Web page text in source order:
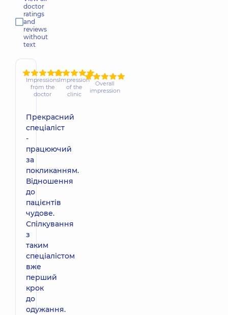
doctor
ratings
and
reviews
without
text
Impressions
from the
doctor
Impression
of the
clinic
Overall
impression
Прекрасний
спеціаліст
-
працюючий
за
покликанням.
Відношення
до
пацієнтів
чудове.
Спілкування
з
таким
спеціалістом
вже
перший
крок
до
одужання.